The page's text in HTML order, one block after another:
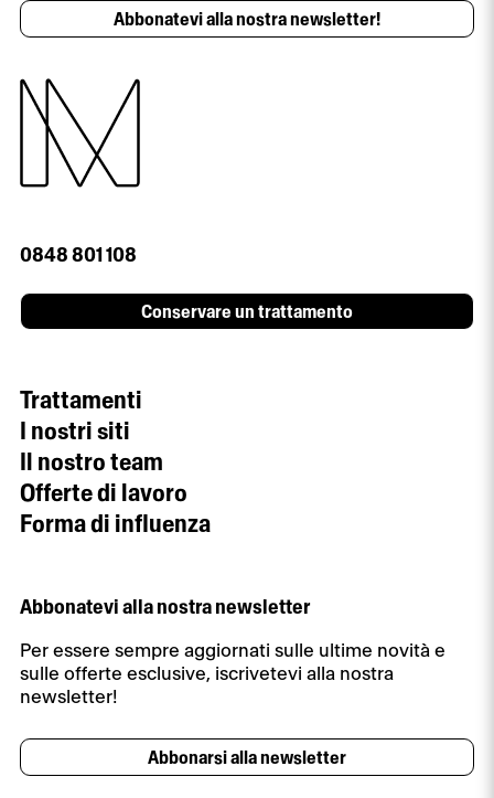
Abbonatevi alla nostra newsletter!
0848 801 108
Conservare un trattamento
Trattamenti
I nostri siti
Il nostro team
Offerte di lavoro
Forma di influenza
Abbonatevi alla nostra newsletter
Per essere sempre aggiornati sulle ultime novità e
sulle offerte esclusive, iscrivetevi alla nostra
newsletter!
Abbonarsi alla newsletter